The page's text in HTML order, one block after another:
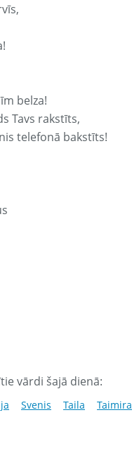
belza!
Tavs rakstīts,
telefonā bakstīts!
vārdi šajā dienā:
Svenis Taila Taimira